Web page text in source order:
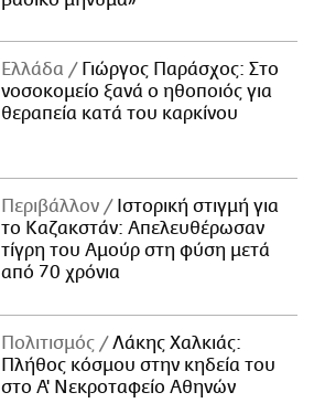
Ελλάδα
Γιώργος Παράσχος: Στο
νοσοκομείο ξανά ο ηθοποιός για
θεραπεία κατά του καρκίνου
Περιβάλλον
Ιστορική στιγμή για
το Καζακστάν: Απελευθέρωσαν
τίγρη του Αμούρ στη φύση μετά
από 70 χρόνια
Πολιτισμός
Λάκης Χαλκιάς:
Πλήθος κόσμου στην κηδεία του
στο Α' Νεκροταφείο Αθηνών